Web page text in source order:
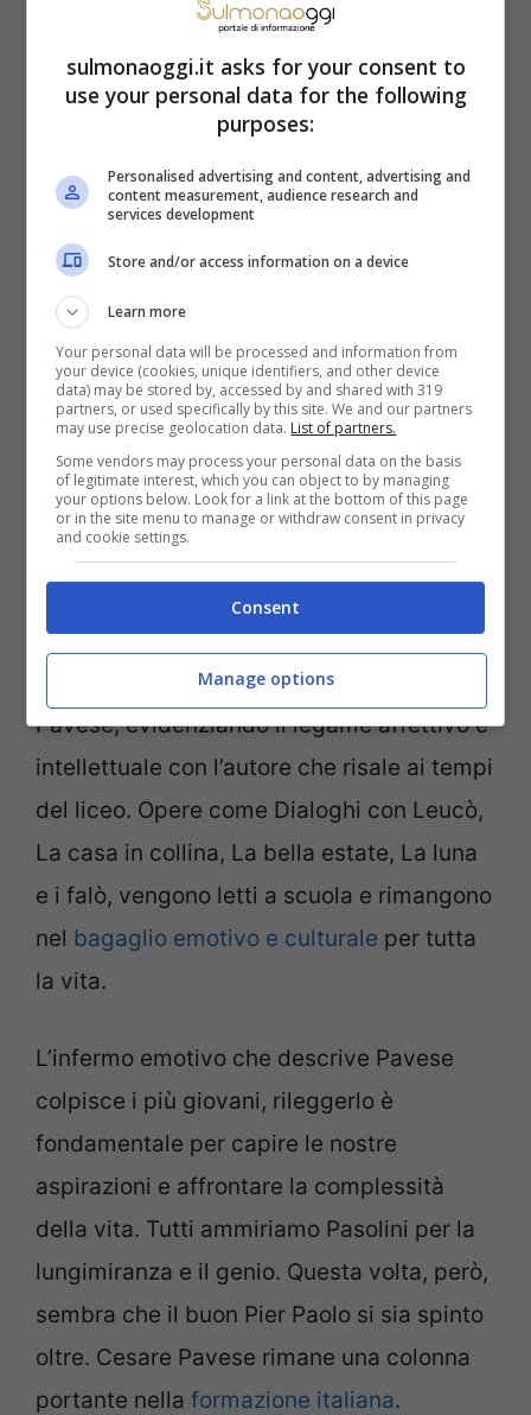
Il paesaggio delle Langhe assume un ruolo
centrale nell’opera di Pavese,
trasformandosi da mero sfondo a elemento
rappresentano un luogo di riflessione e
ricerca interiore per i suoi personaggi,
contribuendo a definire l’identità narrativa
dell’autore.
Perché Pasolini non
credeva al talento di
Pavese che rimane un
autore simbolo
Molti ricercatori universitari scelgono
ancora oggi di dedicarsi allo studio di
Pavese, evidenziando il legame affettivo e
intellettuale con l’autore che risale ai tempi
del liceo. Opere come Dialoghi con Leucò,
La casa in collina, La bella estate, La luna
e i falò, vengono letti a scuola e rimangono
nel bagaglio emotivo e culturale per tutta
la vita.
L’infermo emotivo che descrive Pavese
colpisce i più giovani, rileggerlo è
fondamentale per capire le nostre
aspirazioni e affrontare la complessità
della vita. Tutti ammiriamo Pasolini per la
lungimiranza e il genio. Questa volta, però,
sembra che il buon Pier Paolo si sia spinto
oltre. Cesare Pavese rimane una colonna
portante nella formazione italiana.
sulmonaoggi.it asks for your consent to
use your personal data for the following
purposes:
Personalised advertising and content, advertising and
content measurement, audience research and
services development
Store and/or access information on a device
Learn more
Your personal data will be processed and information from
your device (cookies, unique identifiers, and other device
data) may be stored by, accessed by and shared with 319
partners, or used specifically by this site. We and our partners
may use precise geolocation data. List of partners.
Some vendors may process your personal data on the basis
of legitimate interest, which you can object to by managing
your options below. Look for a link at the bottom of this page
or in the site menu to manage or withdraw consent in privacy
and cookie settings.
Consent
Manage options